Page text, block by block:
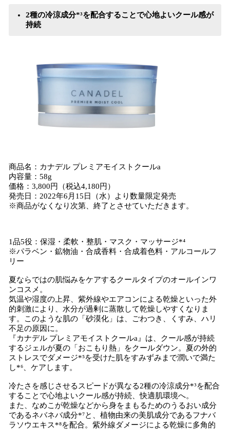
2種の冷涼成分*³を配合することで心地よいクール感が
持続
商品名：カナデル プレミアモイストクールa
内容量：58g
価格：3,800円（税込4,180円）
発売日：2022年6月15日（水）より数量限定発売
※商品がなくなり次第、終了とさせていただきます。
1品5役：保湿・柔軟・整肌・マスク・マッサージ*⁴
※パラベン・鉱物油・合成香料・合成着色料・アルコールフ
リー
夏ならではの肌悩みをケアするクールタイプのオールインワ
ンコスメ。
気温や湿度の上昇、紫外線やエアコンによる乾燥といった外
的刺激により、水分が過剰に蒸散して乾燥しやすくなりま
す。このような肌の「砂漠化」は、ごわつき、くすみ、ハリ
不足の原因に。
『カナデル プレミアモイストクールa』は、クール感が持続
するジェルが夏の「おこもり熱」をクールダウン。夏の外的
ストレスでダメージ*⁵を受けた肌をすみずみまで潤いで満た
し*⁶、ケアします。
冷たさを感じさせるスピードが異なる2種の冷涼成分*³を配合
することで心地よいクール感が持続、快適肌環境へ。
また、なめこが乾燥などから身をまもるためのうるおい成分
であるネバネバ成分*⁷と、植物由来の美肌成分であるフナバ
ラソウエキス*⁸を配合。紫外線ダメージによる乾燥に多角的